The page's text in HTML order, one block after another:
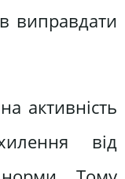
виправдати
активність
від